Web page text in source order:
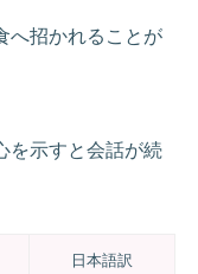
へ招かれることが
を示すと会話が続
日本語訳